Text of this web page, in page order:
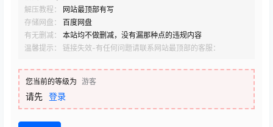
解压教程：
网站最顶部有写
存储网盘：
百度网盘
有无删减：
本站均不做删减，没有漏那种点的违规内容
温馨提示： 链接失效-有任何问题请联系网站最顶部的客服：
您当前的等级为 游客
请先 登录